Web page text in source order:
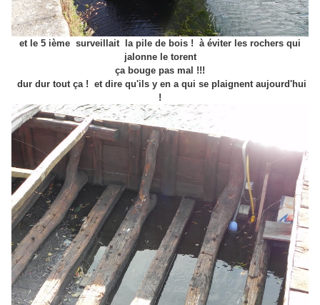
et le 5 ième surveillait la pile de bois ! à éviter les rochers qui
jalonne le torent
ça bouge pas mal !!!
dur dur tout ça ! et dire qu'ils y en a qui se plaignent aujourd'hui
!